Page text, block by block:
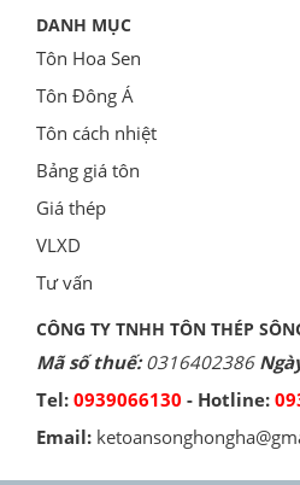
DANH MỤC
Tôn Hoa Sen
Tôn Đông Á
Tôn cách nhiệt
Bảng giá tôn
Giá thép
VLXD
Tư vấn
CÔNG TY TNHH TÔN THÉP
Mã số thuế:0316402386
Tel: 0939066130 - Hotline:
Email: